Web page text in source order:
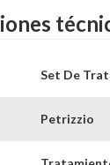
Set De
Petrizzio